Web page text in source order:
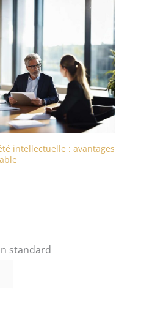
intellectuelle : avantages